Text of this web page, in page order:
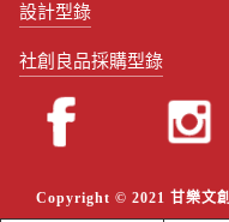
設計型錄
社創良品採購型錄
Copyright © 2021 甘樂文